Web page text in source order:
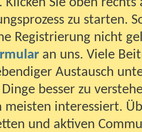
zu starten.
Registrierung nicht
an uns. Viele
Austausch
besser zu
meisten interessiert.
und aktiven